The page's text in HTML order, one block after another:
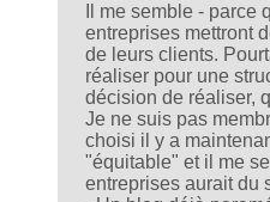
Il me semble -
entreprises mettront
de leurs clients.
réaliser pour une
décision de réaliser,
Je ne suis pas
choisi il y a
"équitable" et il me
entreprises aurait du